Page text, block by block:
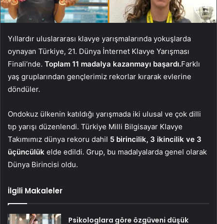
Yıllardır uluslararası klavye yarışmalarında yokuşlarda
oynayan Türkiye, 21. Dünya İnternet Klavye Yarışması
Finali’nde. Toplam 11 madalya kazanmayı başardı.Farklı
yaş gruplarından gençlerimiz rekorlar kırarak evlerine
döndüler.
Ondokuz ülkenin katıldığı yarışmada iki ulusal ve çok dilli
tıp yarışı düzenlendi. Türkiye Milli Bilgisayar Klavye
Takımımız dünya rekoru dahil 5 birincilik, 3 ikincilik ve 3
üçüncülük elde edildi. Grup, bu madalyalarda genel olarak
Dünya Birincisi oldu.
İlgili Makaleler
Psikologlara göre özgüveni düşük